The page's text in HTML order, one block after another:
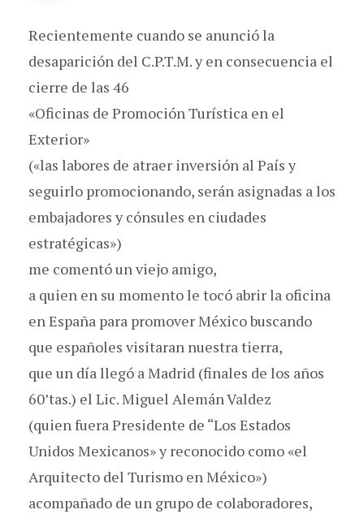
Recientemente cuando se anunció la
desaparición del C.P.T.M. y en consecuencia el
cierre de las 46
«Oficinas de Promoción Turística en el
Exterior»
(«las labores de atraer inversión al País y
seguirlo promocionando, serán asignadas a los
embajadores y cónsules en ciudades
estratégicas»)
me comentó un viejo amigo,
a quien en su momento le tocó abrir la oficina
en España para promover México buscando
que españoles visitaran nuestra tierra,
que un día llegó a Madrid (finales de los años
60’tas.) el Lic. Miguel Alemán Valdez
(quien fuera Presidente de “Los Estados
Unidos Mexicanos» y reconocido como «el
Arquitecto del Turismo en México»)
acompañado de un grupo de colaboradores,